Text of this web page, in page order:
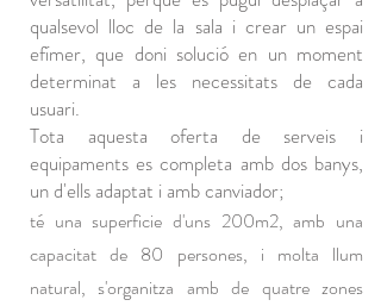
qualsevol lloc de la sala i crear un espai
efímer, que doni solució en un moment
determinat a les necessitats de cada
usuari.
Tota aquesta oferta de serveis i
equipaments es completa amb dos banys,
un d'ells adaptat i amb canviador;
té una superficie d'uns 200m2, amb una
capacitat de 80 persones, i molta llum
natural, s'organitza amb de quatre zones